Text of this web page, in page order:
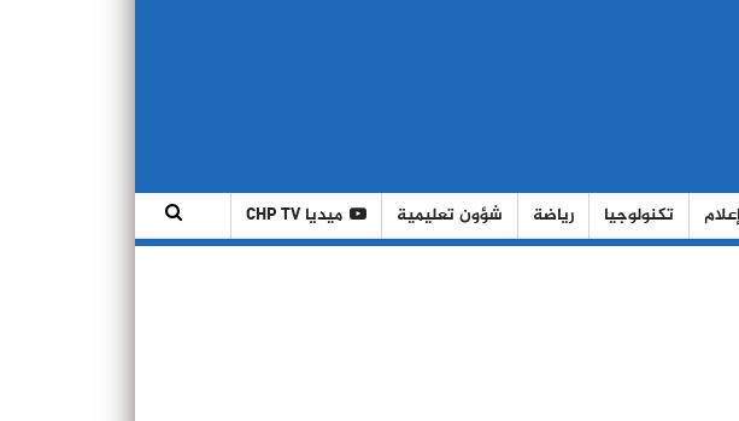
تكنولوجيا رياضة شؤون تعليمية ميديا CHP TV